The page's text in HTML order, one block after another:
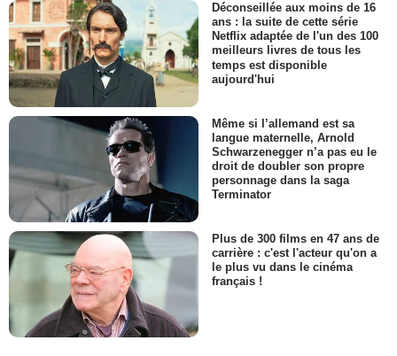
Déconseillée aux moins de 16
ans : la suite de cette série
Netflix adaptée de l'un des 100
meilleurs livres de tous les
temps est disponible
aujourd'hui
Même si l’allemand est sa
langue maternelle, Arnold
Schwarzenegger n’a pas eu le
droit de doubler son propre
personnage dans la saga
Terminator
Plus de 300 films en 47 ans de
carrière : c'est l'acteur qu'on a
le plus vu dans le cinéma
français !